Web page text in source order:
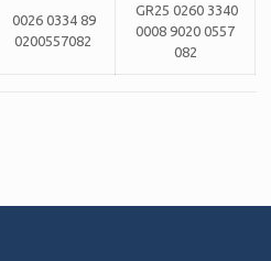
0026 0334 89
0200557082
GR25 0260 3340
0008 9020 0557
082